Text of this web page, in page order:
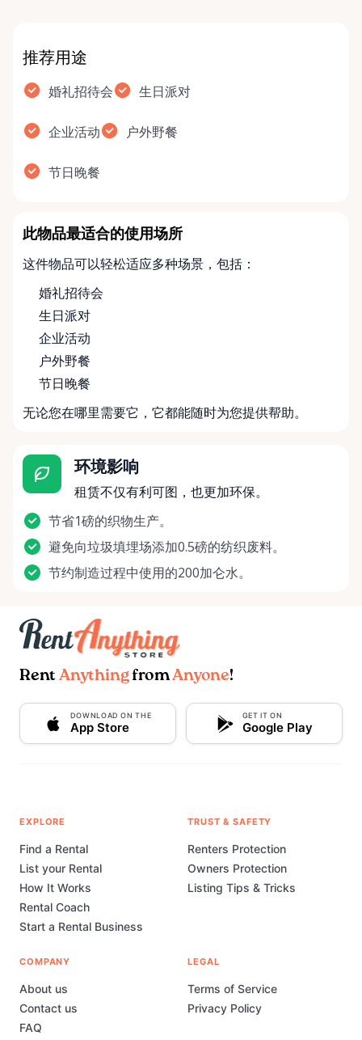
推荐用途
婚礼招待会 生日派对
企业活动 户外野餐
节日晚餐
此物品最适合的使用场所
这件物品可以轻松适应多种场景，包括：
婚礼招待会
生日派对
企业活动
户外野餐
节日晚餐
无论您在哪里需要它，它都能随时为您提供帮助。
环境影响
租赁不仅有利可图，也更加环保。
节省1磅的织物生产。
避免向垃圾填埋场添加0.5磅的纺织废料。
节约制造过程中使用的200加仑水。
Rent AnythingfromAnyone!
DOWNLOAD ON THE
App Store
GET IT ON
Google Play
EXPLORE
Find a Rental
List your Rental
How It Works
Rental Coach
Start a Rental Business
TRUST & SAFETY
Renters Protection
Owners Protection
Listing Tips & Tricks
COMPANY
About us
Contact us
FAQ
LEGAL
Terms of Service
Privacy Policy